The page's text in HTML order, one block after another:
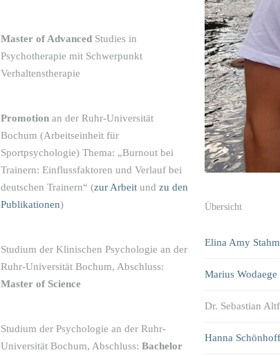
Master of Advanced Studies in
Psychotherapie mit Schwerpunkt
Verhaltenstherapie
Promotion an der Ruhr-Universität
Bochum (Arbeitseinheit für
Sportpsychologie) Thema: „Burnout bei
Trainern: Einflussfaktoren und Verlauf bei
deutschen Trainern“ (zur Arbeit und zu den
Publikationen)
Studium der Klinischen Psychologie an der
Ruhr-Universität Bochum, Abschluss:
Master of Science
Studium der Psychologie an der Ruhr-
Universität Bochum, Abschluss: Bachelor
Übersicht
Elina Amy
Marius Wodaege
Dr. Sebastian
Hanna Schönhoff